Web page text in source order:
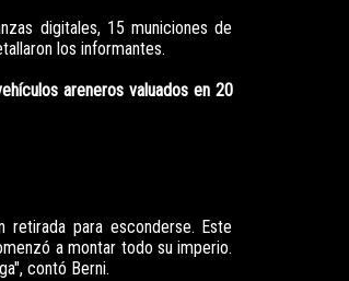
digitales, 15 municiones de
los informantes.
areneros valuados en 20
retirada para esconderse. Este
a montar todo su imperio.
contó Berni.